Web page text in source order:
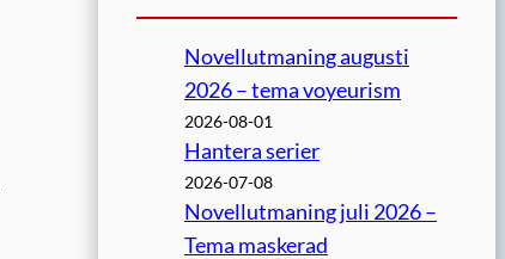
Novellutmaning augusti
2026 – tema voyeurism
2026-08-01
Hantera serier
2026-07-08
Novellutmaning juli 2026 –
Tema maskerad